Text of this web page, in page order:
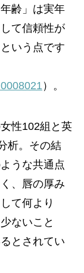
齢」は実年
て信頼性が
いう点です
）。
性102組と英
析。その結
うな共通点
、唇の厚み
て何より
ないこと
とされてい